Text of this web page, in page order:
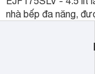
nhà bếp đa năng,
dụng trong một
sự tiện lợi trong